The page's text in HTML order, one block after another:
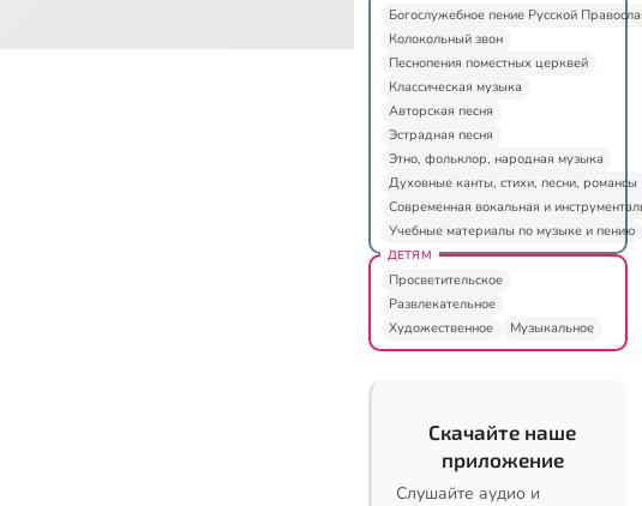
Богослужебное пение Русской
Колокольный звон
Песнопения поместных церквей
Классическая музыка
Авторская песня
Эстрадная песня
Этно, фольклор, народная музыка
Духовные канты, стихи, песни, романсы
Современная вокальная и
Учебные материалы по музыке и пению
ДЕТЯМ
Просветительское
Развлекательное
Художественное
Музыкальное
Скачайте наше
приложение
Слушайте аудио и